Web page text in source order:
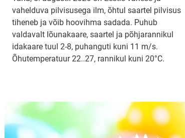
vahelduva pilvisusega ilm, õhtul saartel pilvisus
tiheneb ja võib hoovihma sadada. Puhub
valdavalt lõunakaare, saartel ja põhjarannikul
idakaare tuul 2-8, puhanguti kuni 11 m/s.
Õhutemperatuur 22..27, rannikul kuni 20°C.